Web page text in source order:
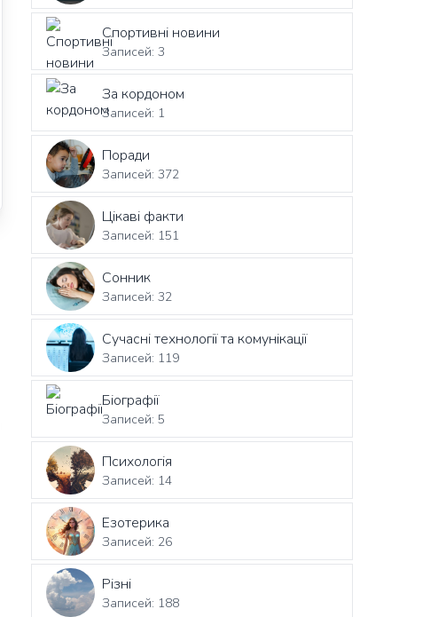
Спортивні новини
Записей: 3
За кордоном
Записей: 1
Поради
Записей: 372
Цікаві факти
Записей: 151
Сонник
Записей: 32
Сучасні технології та комунікації
Записей: 119
Біографії
Записей: 5
Психологія
Записей: 14
Езотерика
Записей: 26
Різні
Записей: 188